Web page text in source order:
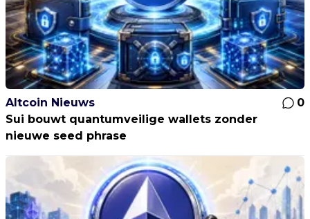
Altcoin Nieuws
0
Sui bouwt quantumveilige wallets zonder
nieuwe seed phrase